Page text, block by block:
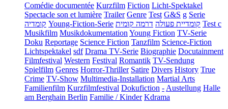
Comédie documentée Kurzfilm Fiction Licht-Spektakel
Spectacle son et lumière Trailer Genre Test G&S g Serie
קומדיה Young-Fiction-Serie קומדיית פעולה דרמה קומית
Test c
Musikfilm Musikdokumentation Young Fiction TV-Serie
Doku Reportage Science Fiction Tanzfilm Science-Fiction
Lichtspektakel sdf Drama TV-Serie Biographie Docutainment
Filmfestival Western Festival Romantik TV-Sendung
Spielfilm Genres Horror-Thriller Satire Divers History True
Crime TV-Show Multimedia-Installation Martial Arts
Familienfilm Kurzfilmfestival Dokufiction - Austellung Halle
am Berghain Berlin Familie / Kinder Kdrama